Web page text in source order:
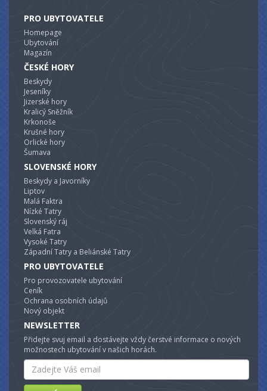
PRO UBYTOVATELE
Homepage
Ubytování
Magazín
ČESKÉ HORY
Beskydy
Jeseníky
Jizerské hory
Kralicý Sněžník
Krkonoše
Krušné hory
Orlické hory
Šumava
SLOVENSKÉ HORY
Beskydy a Javorníky
Liptov
Malá Faktra
Nízké Tatry
Slovenský ráj
Velká Fatra
Vysoké Tatry
Západní Tatry a Beliánské Tatry
PRO UBYTOVATELE
Pro provozovatele ubytování
Ceník
Ochrana osobních údajů
Nový objekt
NEWSLETTER
Přidejte svuj email a dostávejte vždy čerstvé informace o nových
možnostech ubytování v našich horách.
Email